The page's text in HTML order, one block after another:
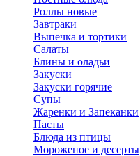
Роллы новые
Завтраки
Выпечка и тортики
Салаты
Блины и оладьи
Закуски
Закуски горячие
Супы
Жаренки и Запеканки
Пасты
Блюда из птицы
Мороженое и десерты